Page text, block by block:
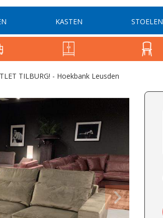
KASTEN STOELEN
TILBURG! - Hoekbank Leusden